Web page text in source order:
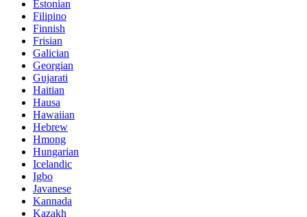
Estonian
Filipino
Finnish
Frisian
Galician
Georgian
Gujarati
Haitian
Hausa
Hawaiian
Hebrew
Hmong
Hungarian
Icelandic
Igbo
Javanese
Kannada
Kazakh